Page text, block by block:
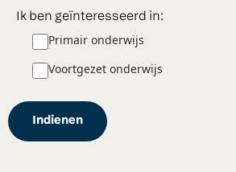
Ik ben geïnteresseerd in:
Primair onderwijs
Voortgezet onderwijs
Indienen